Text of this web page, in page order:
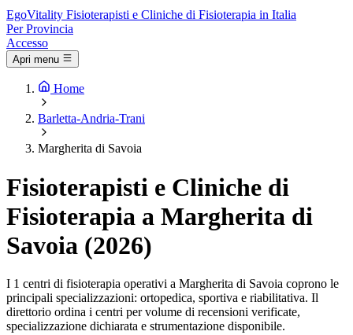
EgoVitality Fisioterapisti e Cliniche di Fisioterapia in Italia
Per Provincia
Accesso
Apri menu
Home
Barletta-Andria-Trani
Margherita di Savoia
Fisioterapisti e Cliniche di
Fisioterapia a Margherita di
Savoia (2026)
I 1 centri di fisioterapia operativi a Margherita di Savoia coprono le
principali specializzazioni: ortopedica, sportiva e riabilitativa. Il
direttorio ordina i centri per volume di recensioni verificate,
specializzazione dichiarata e strumentazione disponibile.